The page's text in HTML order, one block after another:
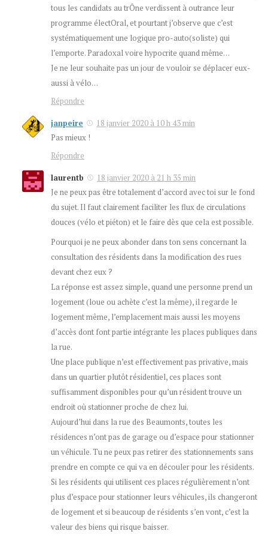
tous les candidats au trÔne verdissent à outrance leur
programme électOral, et pourtant j’observe que c’est
systématiquement une logique pro-auto(soliste) qui
l’emporte. Paradoxal voire hypocrite quand même…
Je ne leur souhaite pas un jour de vouloir se déplacer eux-
aussi à vélo…
Répondre
janpeire
18 janvier 2020 à 10 h 43 min
Pas mieux !
Répondre
laurentb
18 janvier 2020 à 21 h 35 min
Je ne peux pas être totalement d’accord avec toi sur le fond
du sujet. Il faut clairement faciliter les flux de circulations
douces (vélo et piéton) et le faire dès que cela est possible.
Pourquoi je ne peux abonder dans ton sens concernant la
consultation des résidents dans la modification des rues
devant chez eux ?
La réponse est assez simple, quand une personne prend un
logement (loue ou achète c’est la même), il regarde le
logement même, l’emplacement mais aussi les moyens
d’accès dont font partie intégrante les places publiques dans
la rue.
Une place publique n’est effectivement pas privative, mais
dans un quartier plutôt résidentiel, ces places sont
suffisamment disponibles pour qu’un résident trouve un
endroit où stationner proche de chez lui.
Aujourd’hui dans la rue des Beaumonts, toutes les
résidences n’ont pas de garage ou d’espace pour stationner
un véhicule. Tu ne peux pas retirer des stationnements sans
prendre en compte ce qui va en découler pour les résidents.
Si les résidents qui utilisent ces places régulièrement n’ont
plus d’espace pour stationner leurs véhicules, ils changeront
de logement et si beaucoup de résidents s’en vont, c’est la
valeur des biens qui risque baisser.